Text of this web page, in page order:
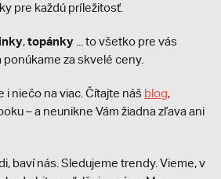
pre každú príležitosť.
,topánky ... to všetko pre vás
za skvelé ceny.
niečo na viac. Čítajte náš blog,
– a neunikne Vám žiadna zľava ani
baví nás. Sledujeme trendy. Vieme, v